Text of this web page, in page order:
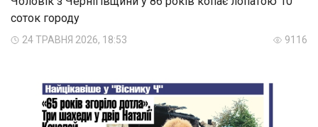
соток городу
24 ТРАВНЯ 2026, 18:53 9116